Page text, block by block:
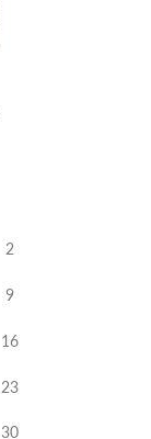
2
9
16
23
30